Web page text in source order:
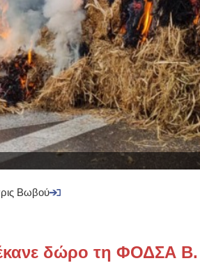
Βωβού
δώρο τη ΦΟΔΣΑ Β.